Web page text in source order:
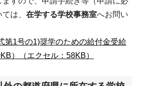
は、 在学する学校事務室へお問い
第1号の1)奨学のための給付金受給
）
（エクセル：58KB）